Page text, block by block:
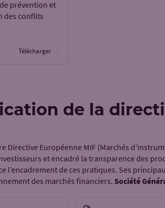
prévention et
des conflits
Télécharger
de la
Directive Européenne MIF (Marchés
et encadré la transparence des
l’encadrement de ces pratiques. Ses
des marchés financiers. Société